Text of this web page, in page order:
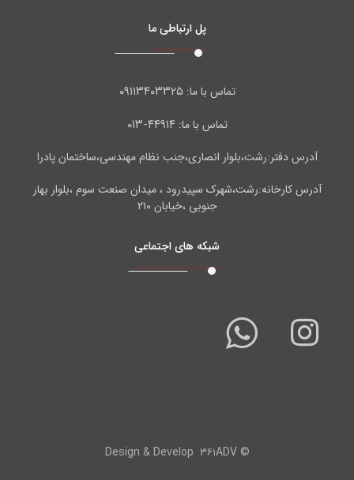
پل ارتباطی ما
تماس با ما:۰۹۱۱۳۴۰۳۳۲۵
تماس با ما: ۴۴۹۱۴-۰۱۳
آدرس دفتر:رشت،بلوار انصاری،جنب نظام مهندسی،ساختمان پادرا
آدرس کارخانه:رشت،شهرک سپیدرود ، میدان صنعت سوم ،بلوار بهار
جنوبی ،خیابان ۲۱۰
شبکه های اجتماعی
© Design & Develop۳۶۱ADV